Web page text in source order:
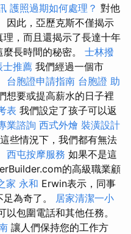
護照過期如何處理？ 對他
因此，亞歷克斯不僅揭示
，而且還揭示了長達十年
長時間的秘密。 士林撥
士推薦 我們經過一個市
台胞證申請指南 台胞證 助
想要或提高薪水的日子裡
表 我們設定了孩子可以返
業諮詢 西式外燴 裝潢設計
些情況下，我們都有無法
西屯按摩服務 如果不是這
的高級職業顧
家 永和 Erwin表示，同事
為奇了。 居家清潔一小
以包圍電話和其他任務。
讓人們保持您的工作方